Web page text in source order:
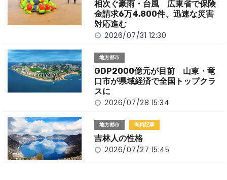
k
相次ぐ豪雨・台風 広東省で保険
金請求6万4,800件、迅速な災害
対応進む
2026/07/31 12:30
地方都市
GDP2000億元が目前 山東・竜
口市が県域経済で全国トップクラ
スに
2026/07/28 15:34
地方都市 有料記事
吉林人の性格
2026/07/27 15:45